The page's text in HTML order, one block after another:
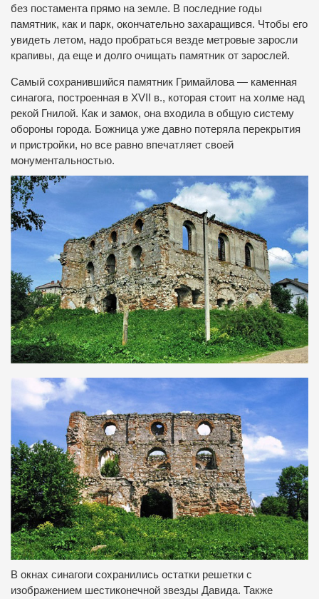
без постамента прямо на земле. В последние годы
памятник, как и парк, окончательно захаращився. Чтобы его
увидеть летом, надо пробраться везде метровые заросли
крапивы, да еще и долго очищать памятник от зарослей.
Самый сохранившийся памятник Гримайлова — каменная
синагога, построенная в XVII в., которая стоит на холме над
рекой Гнилой. Как и замок, она входила в общую систему
обороны города. Божница уже давно потеряла перекрытия
и пристройки, но все равно впечатляет своей
монументальностью.
В окнах синагоги сохранились остатки решетки с
изображением шестиконечной звезды Давида. Также